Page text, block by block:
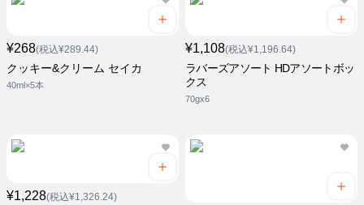
¥268(税込¥289.44)
クッキー&クリーム セイカ
40ml×5本
¥1,108(税込¥1,196.64)
ラバーズアソート HDアソートボッ
クス
70gx6
¥1,228(税込¥1,326.24)